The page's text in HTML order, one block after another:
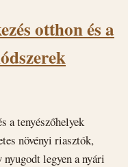
otthon és a
a tenyészőhelyek
növényi riasztók,
legyen a nyári